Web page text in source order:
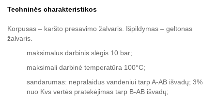
Techninės charakteristikos
Korpusas – karšto presavimo žalvaris. Išpildymas – geltonas
žalvaris.
maksimalus darbinis slėgis 10 bar;
maksimali darbinė temperatūra 100°C;
sandarumas: nepralaidus vandeniui tarp A-AB išvadų; 3%
nuo Kvs vertės pratekėjimas tarp B-AB išvadų;